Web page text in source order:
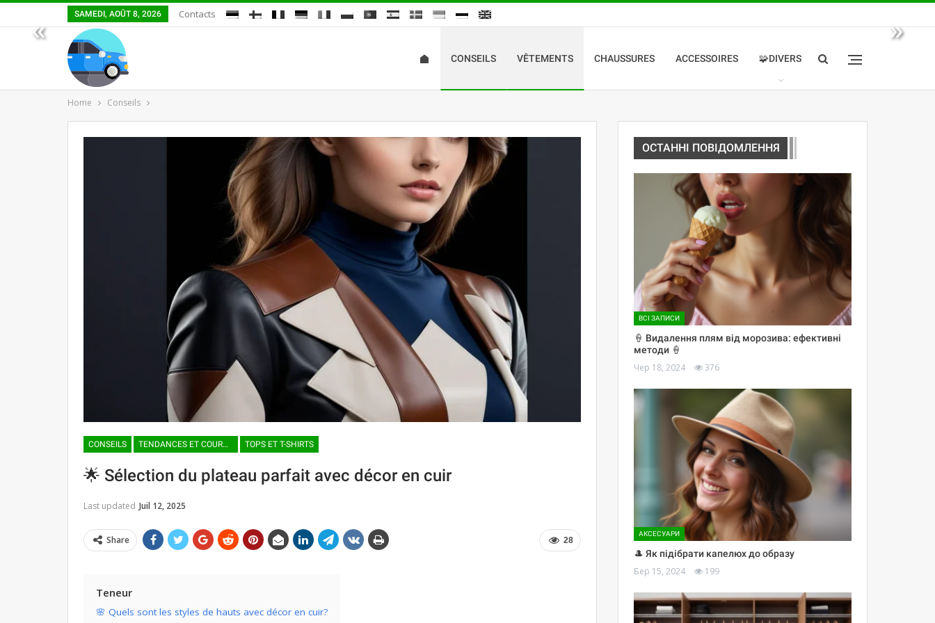
« »
SAMEDI, AOÛT 8, 2026 Contacts
CONSEILS VÊTEMENTS CHAUSSURES ACCESSOIRES 🧩DIVERS
Home Conseils
CONSEILS TENDANCES ET COURANTS DE MODE TOPS ET T-SHIRTS
🌟 Sélection du plateau parfait avec décor en cuir
Last updated Juil 12, 2025
28
Share
Teneur
🌸 Quels sont les styles de hauts avec décor en cuir?
ОСТАННІ ПОВІДОМЛЕННЯ
ВСІ ЗАПИСИ
🍦 Видалення плям від морозива: ефективні
методи 🍦
Чер 18, 2024 376
АКСЕСУАРИ
🎩 Як підібрати капелюх до образу
Бер 15, 2024 199